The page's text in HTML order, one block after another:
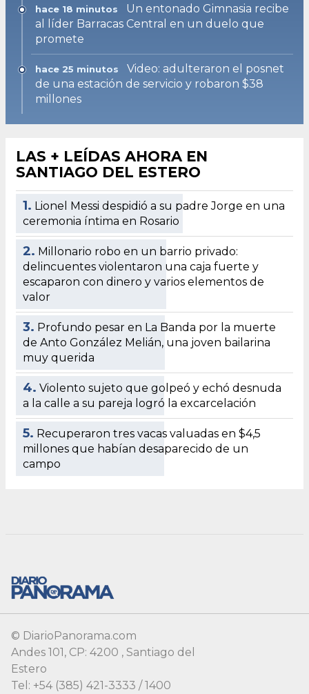
© DiarioPanorama.com
Andes 101, CP: 4200 , Santiago del
Estero
Tel: +54 (385) 421-3333 / 1400